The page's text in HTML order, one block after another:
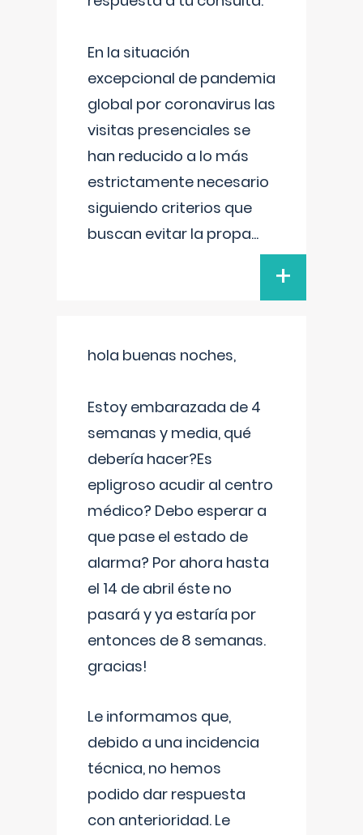
En la situación
excepcional de pandemia
global por coronavirus las
visitas presenciales se
han reducido a lo más
estrictamente necesario
siguiendo criterios que
buscan evitar la propa...
+
hola buenas noches,
Estoy embarazada de 4
semanas y media, qué
debería hacer?Es
epligroso acudir al centro
médico? Debo esperar a
que pase el estado de
alarma? Por ahora hasta
el 14 de abril éste no
pasará y ya estaría por
entonces de 8 semanas.
gracias!
Le informamos que,
debido a una incidencia
técnica, no hemos
podido dar respuesta
con anterioridad. Le